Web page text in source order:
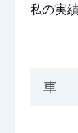
私の実
車